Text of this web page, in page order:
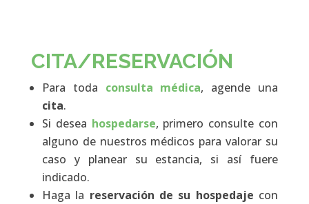
CITA/RESERVACIÓN
Para toda consulta médica, agende una
cita.
Si desea hospedarse, primero consulte con
alguno de nuestros médicos para valorar su
caso y planear su estancia, si así fuere
indicado.
Haga la reservación de su hospedaje con